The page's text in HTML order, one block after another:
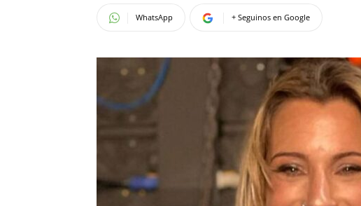
WhatsApp + Seguinos en Google